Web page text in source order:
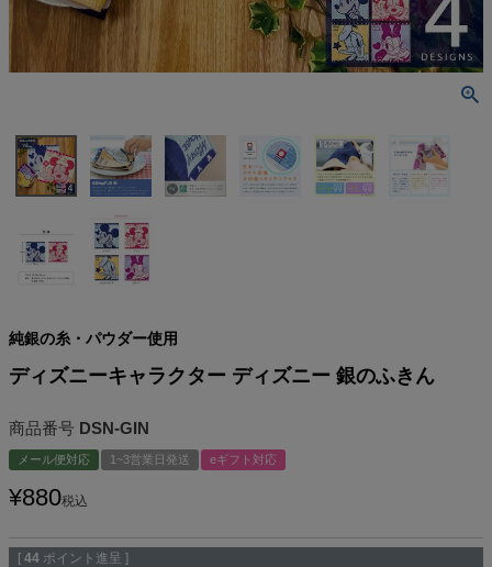
純銀の糸・パウダー使用
ディズニーキャラクター ディズニー 銀のふきん
商品番号 DSN-GIN
メール便対応 1~3営業日発送 eギフト対応
¥880税込
[ 44 ポイント進呈 ]